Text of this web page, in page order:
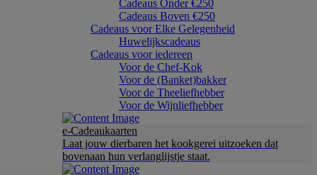
Cadeaus Onder €250
Cadeaus Boven €250
Cadeaus voor Elke Gelegenheid
Huwelijkscadeaus
Cadeaus voor iedereen
Voor de Chef-Kok
Voor de (Banket)bakker
Voor de Theeliefhebber
Voor de Wijnliefhebber
e-Cadeaukaarten
Laat jouw dierbaren het kookgerei uitzoeken dat
bovenaan hun verlanglijstje staat.